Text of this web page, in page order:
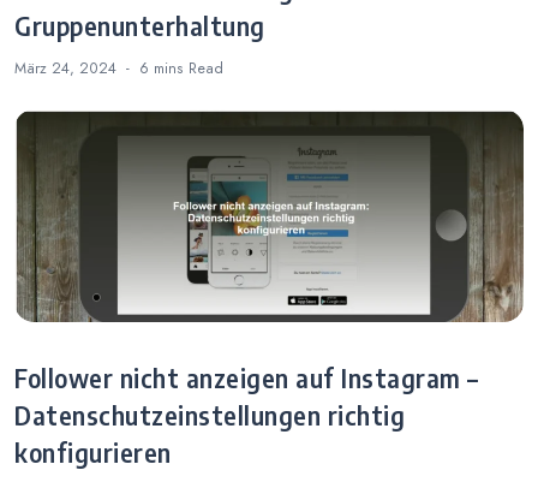
Gruppenunterhaltung
März 24, 2024 6 mins Read
Follower nicht anzeigen auf Instagram –
Datenschutzeinstellungen richtig
konfigurieren